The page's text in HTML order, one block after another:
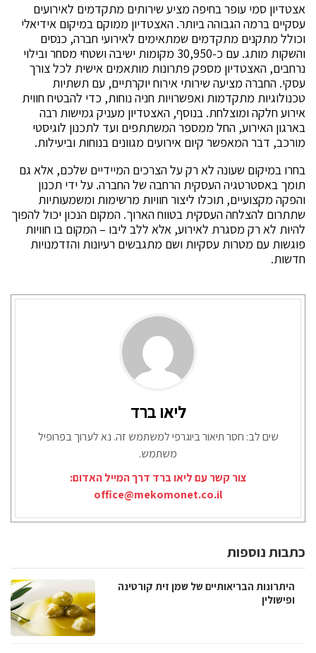
אצטדיון סמי עופר בחיפה מציע שירותים מתקדמים לאירועים
עסקיים ברמה הגבוהה ביותר. האצטדיון ממוקם במיקום אידיאלי
וכולל מתקנים מתקדמים שמתאימים לאירועי חברה, כנסים
והשקות מותג. עם כ-30,950 מקומות ישיבה ושטחי מסחר ובילוי
נרחבים, האצטדיון מספק פתרונות מותאמים אישית לכל צורך
עסקי. החברה מציעה שירותי אירוח יוקרתיים, עם תשתיות
טכנולוגיות מתקדמות ואפשרויות חניה נוחות, כדי להבטיח חווית
אירוע חלקה ומוצלחת. בנוסף, האצטדיון מעניק גמישות רבה
בארגון האירוע, החל ממספר המשתתפים ועד לתכנון לוגיסטי
מורכב, דבר המאפשר קיום אירועים מגוונים בנוחות וביעילות.
בחרו במיקום שעונה לא רק על הצרכים המיידיים שלכם, אלא גם
תומך באסטרטגיה העסקית הרחבה של החברה. על ידי תכנון
והפקה מקצועיים, תוכלו ליצור חוויות מרשימות ומשמעותיות
שתתרום להצלחה העסקית בטווח הארוך. המקום הנכון יכול להפוך
להיות לא רק מסגרת לאירוע, אלא ללב ליבו – המקום בו חוויות
פוגשות עם מטרות עסקיות ושם מתגבשים רעיונות והזדמנויות
חדשות.
ליאו ברד
שים לב: חסר תיאור ביוגרפי למשתמש זה. נא לערוך בפרופיל
משתמש.
צור קשר עם ליאו ברד דרך המייל האדום:
office@mekomonet.co.il
כתבות נוספות
היתרונות הבריאותיים של שמן זית קורטינה
ופישולין